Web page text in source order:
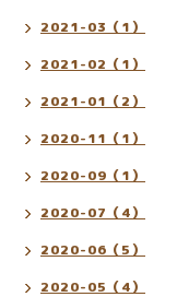
2021-03（1）
2021-02（1）
2021-01（2）
2020-11（1）
2020-09（1）
2020-07（4）
2020-06（5）
2020-05（4）